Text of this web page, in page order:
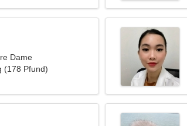
Dame
(178 Pfund)